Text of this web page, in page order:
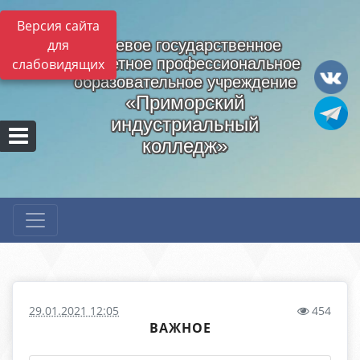
Версия сайта
для
слабовидящих
Краевое государственное
бюджетное профессиональное
образовательное учреждение
«Приморский
индустриальный
колледж»
29.01.2021 12:05 454
ВАЖНОЕ